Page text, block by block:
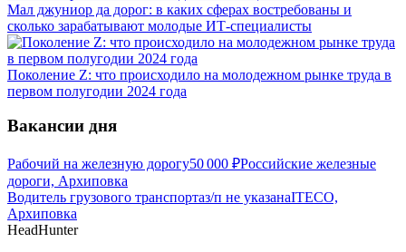
Мал джуниор да дорог: в каких сферах востребованы и
сколько зарабатывают молодые ИТ-специалисты
Поколение Z: что происходило на молодежном рынке труда в
первом полугодии 2024 года
Вакансии дня
Рабочий на железную дорогу50 000 ₽Российские железные
дороги, Архиповка
Водитель грузового транспортаз/п не указанаITECO,
Архиповка
HeadHunter